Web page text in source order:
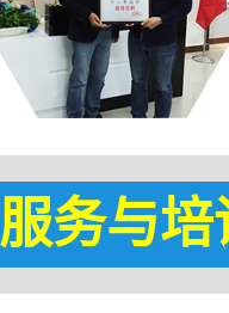
服务与培